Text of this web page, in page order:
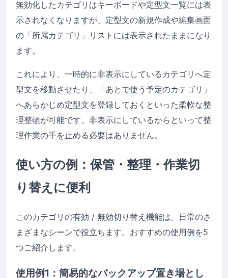
無効化したカテゴリはキーボードや定型文一覧には表
示されなくなりますが、定型文の新規作成や編集画面
の「所属カテゴリ」リストには表示されたままになり
ます。
これにより、一時的に非表示にしているカテゴリへ定
型文を移動させたり、「あとで使う予定のカテゴリ」
へあらかじめ定型文を登録しておくといった柔軟な整
理整頓が可能です。非表示にしているからといって整
理作業の手を止める必要はありません。
使い方の例：保管・整理・作業切
り替えに便利
このカテゴリの有効 / 無効切り替え機能は、日常のさ
まざまなシーンで役立ちます。おすすめの使用例を5
つご紹介します。
使用例1：簡易的なバックアップ置き場とし